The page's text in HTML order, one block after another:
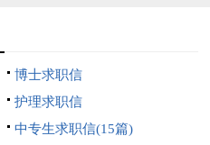
博士求职信
护理求职信
中专生求职信(15篇)